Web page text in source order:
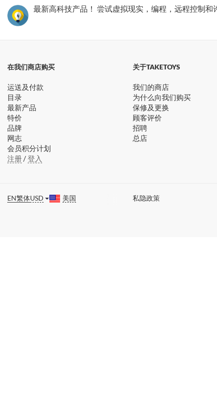
最新高科技产品！ 尝试虚拟现实，编程，远程控制
在我们商店购买
运送及付款
目录
最新产品
特价
品牌
网志
会员积分计划
注册/登入
关于TAKETOYS
我们的商店
为什么向我们购买
保修及更换
顾客评价
招聘
总店
EN繁体USD 美国 私隐政策